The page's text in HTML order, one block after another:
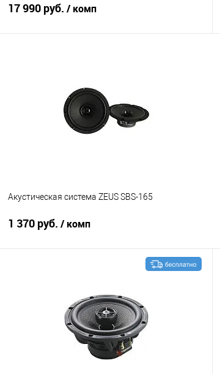
17 990 руб. / комп
Акустическая система ZEUS SBS-165
1 370 руб. / комп
В избранное